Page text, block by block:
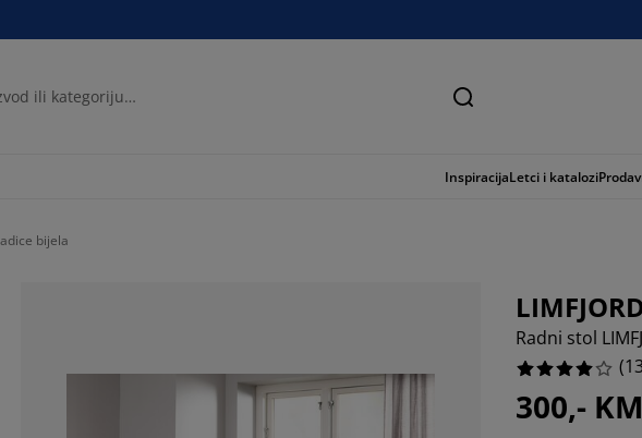
Traži
InspiracijaLetci i katalozi
bijela
Radni stol
(
300,- KM